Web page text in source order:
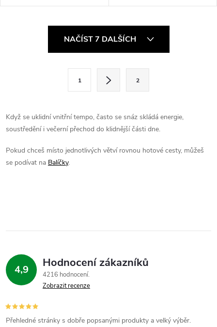
že je čas vypnout a
legenda mezi bylinami, která se
ještě dřív, než si lehneš.
bylinná sypka, která se...
d
a
c
í
v
y
v
ý
NAČÍST 7 DALŠÍCH
á
n
o
v
1 2
Když se uklidní vnitřní tempo, často se snáz skládá energie,
soustředění i večerní přechod do klidnější části dne.
Pokud chceš místo jednotlivých větví rovnou hotové cesty, můžeš
se podívat na Balíčky.
4,9 Hodnocení zákazníků
4216 hodnocení
Zobrazit recenze
Přehledné stránky s dobře popsanými produkty a velký výběr.